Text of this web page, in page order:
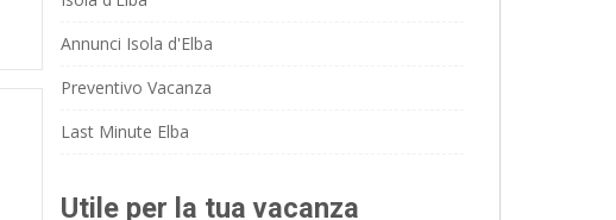
Annunci Isola d'Elba
Preventivo Vacanza
Last Minute Elba
Utile per la tua vacanza